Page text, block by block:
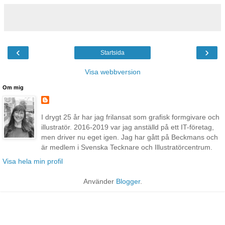
‹ ›
Startsida
Visa webbversion
Om mig
I drygt 25 år har jag frilansat som grafisk formgivare och
illustratör. 2016-2019 var jag anställd på ett IT-företag,
men driver nu eget igen. Jag har gått på Beckmans och
är medlem i Svenska Tecknare och Illustratörcentrum.
Visa hela min profil
Använder Blogger.